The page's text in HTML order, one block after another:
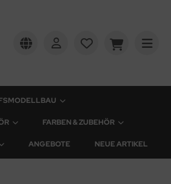
FARBEN & ZUBEHÖR
ANGEBOTE NEUE ARTIKEL